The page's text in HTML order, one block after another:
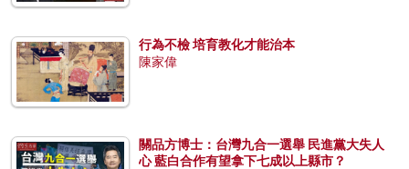
行為不檢 培育教化才能治本
陳家偉
關品方博士：台灣九合一選舉 民進黨大失人
心 藍白合作有望拿下七成以上縣市？